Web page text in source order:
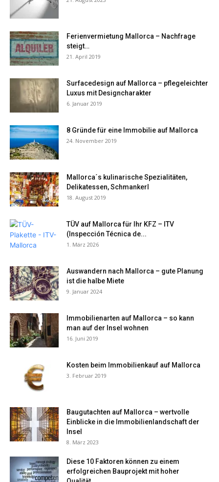
Ferienvermietung Mallorca – Nachfrage
steigt…
21. April 2019
Surfacedesign auf Mallorca – pflegeleichter
Luxus mit Designcharakter
6. Januar 2019
8 Gründe für eine Immobilie auf Mallorca
24. November 2019
Mallorca´s kulinarische Spezialitäten,
Delikatessen, Schmankerl
18. August 2019
TÜV auf Mallorca für Ihr KFZ – ITV
(Inspección Técnica de...
1. März 2026
Auswandern nach Mallorca – gute Planung
ist die halbe Miete
9. Januar 2024
Immobilienarten auf Mallorca – so kann
man auf der Insel wohnen
16. Juni 2019
Kosten beim Immobilienkauf auf Mallorca
3. Februar 2019
Baugutachten auf Mallorca – wertvolle
Einblicke in die Immobilienlandschaft der
Insel
8. März 2023
Diese 10 Faktoren können zu einem
erfolgreichen Bauprojekt mit hoher